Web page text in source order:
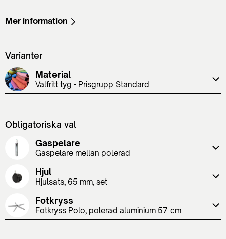
Mer information
Varianter
Material
Valfritt tyg - Prisgrupp Standard
Obligatoriska val
Gaspelare
Gaspelare mellan polerad
Hjul
Hjulsats, 65 mm, set
Fotkryss
Fotkryss Polo, polerad aluminium 57 cm